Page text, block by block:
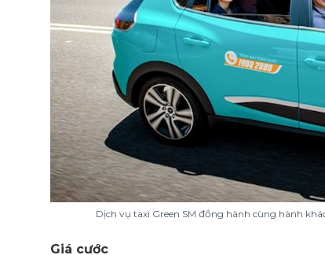
Dịch vụ taxi Green SM đồng hành cùng hành
Giá cước